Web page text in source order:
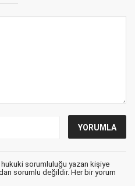
hukuki sorumluluğu yazan kişiye
sorumlu değildir. Her bir yorum